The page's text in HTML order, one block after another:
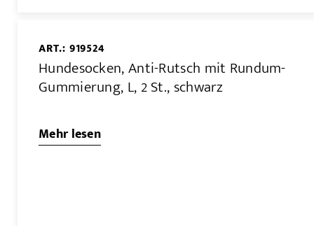
ART.: 919524
Hundesocken, Anti-Rutsch mit Rundum-
Gummierung, L, 2 St., schwarz
Mehr lesen